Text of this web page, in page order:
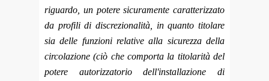
riguardo, un potere sicuramente caratterizzato
da profili di discrezionalità, in quanto titolare
sia delle funzioni relative alla sicurezza della
circolazione (ciò che comporta la titolarità del
potere autorizzatorio dell'installazione di